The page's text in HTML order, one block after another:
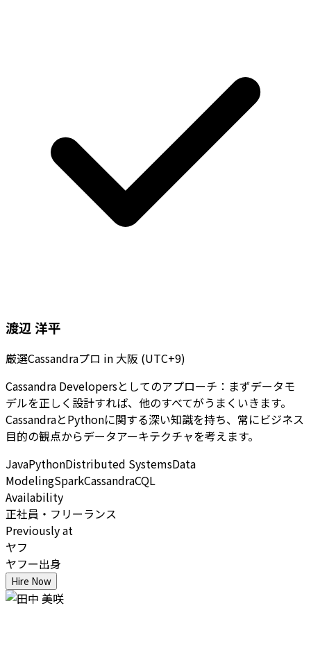
渡辺 洋平
厳選Cassandraプロ in 大阪 (UTC+9)
Cassandra Developersとしてのアプローチ：まずデータモ
デルを正しく設計すれば、他のすべてがうまくいきます。
CassandraとPythonに関する深い知識を持ち、常にビジネス
目的の観点からデータアーキテクチャを考えます。
JavaPythonDistributed SystemsData
ModelingSparkCassandraCQL
Availability
正社員・フリーランス
Previously at
ヤフ
ヤフー出身
Hire Now